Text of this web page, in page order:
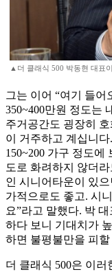
▲더 클래식 500 박동현 대표
그는 이어 “여기 들어
350~400만원 정도는
주거공간도 굉장히
이 거주하고 계십니
150~200 가구 정도에
도로 화려하지 않더
인 시니어타운이 있
가적으로도 좋고. 시
요”라고 말했다. 박
하다 보니 기대치가
하면 불평불만을 피
더 클래식 500은 이